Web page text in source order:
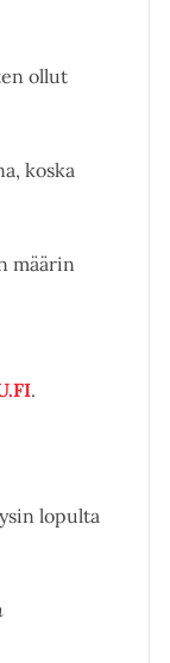
ollut
koska
määrin
.
lopulta